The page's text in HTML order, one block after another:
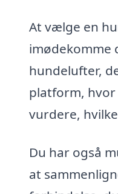
At vælge en
imødekomme
hundelufter,
platform,
vurdere,
Du har også
at